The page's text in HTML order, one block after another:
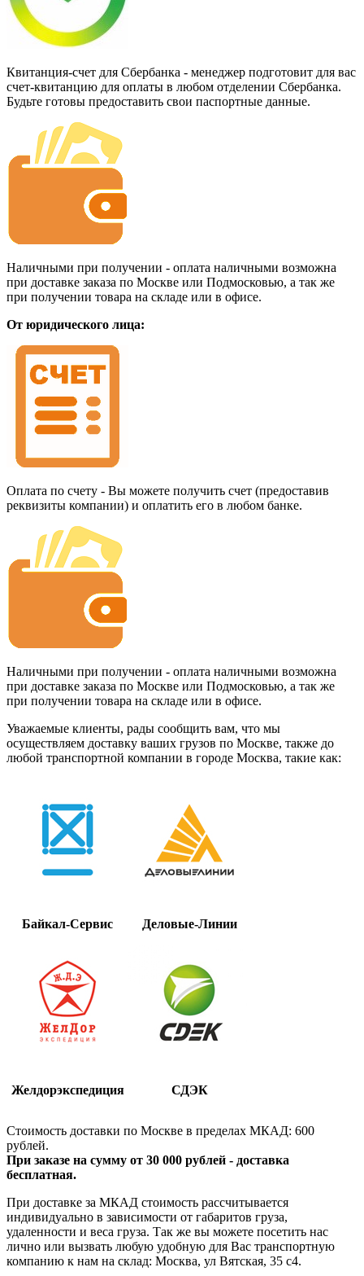
Квитанция-счет для Сбербанка - менеджер подготовит для вас
счет-квитанцию для оплаты в любом отделении Сбербанка.
Будьте готовы предоставить свои паспортные данные.
Наличными при получении - оплата наличными возможна
при доставке заказа по Москве или Подмосковью, а так же
при получении товара на складе или в офисе.
От юридического лица:
Оплата по счету - Вы можете получить счет (предоставив
реквизиты компании) и оплатить его в любом банке.
Наличными при получении - оплата наличными возможна
при доставке заказа по Москве или Подмосковью, а так же
при получении товара на складе или в офисе.
Уважаемые клиенты, рады сообщить вам, что мы
осуществляем доставку ваших грузов по Москве, также до
любой транспортной компании в городе Москва, такие как:
Байкал-Сервис Деловые-Линии
Желдорэкспедиция СДЭК
Стоимость доставки по Москве в пределах МКАД: 600
рублей.
При заказе на сумму от 30 000 рублей - доставка
бесплатная.
При доставке за МКАД стоимость рассчитывается
индивидуально в зависимости от габаритов груза,
удаленности и веса груза. Так же вы можете посетить нас
лично или вызвать любую удобную для Вас транспортную
компанию к нам на склад: Москва, ул Вятская, 35 c4.